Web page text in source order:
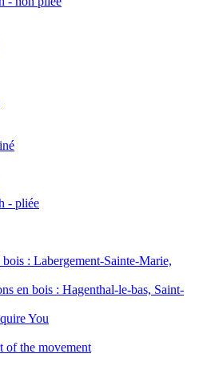
- pliée
bois : Labergement-Sainte-Marie,
en bois : Hagenthal-le-bas, Saint-
You
of the movement